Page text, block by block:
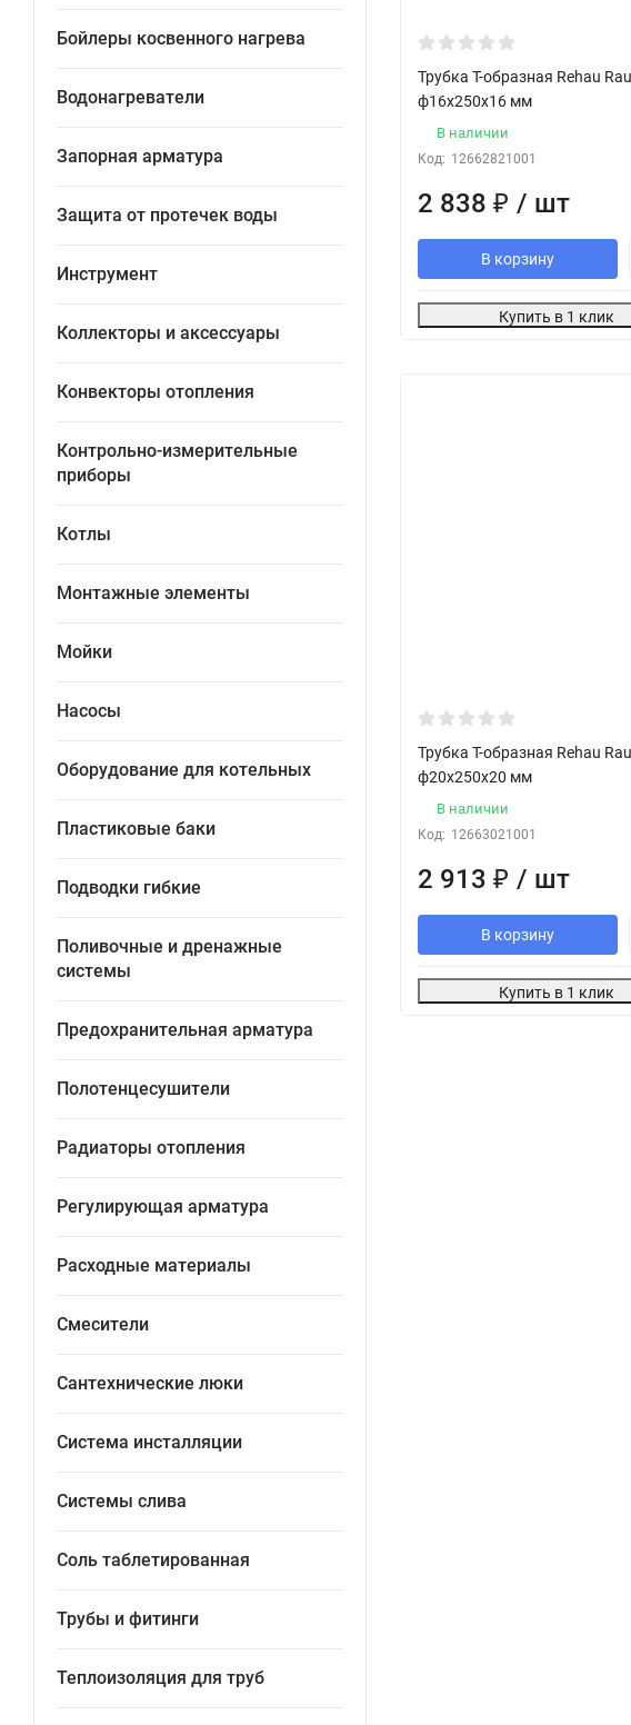
Бойлеры косвенного нагрева
Водонагреватели
Запорная арматура
Защита от протечек воды
Инструмент
Коллекторы и аксессуары
Конвекторы отопления
Контрольно-измерительные
приборы
Котлы
Монтажные элементы
Мойки
Насосы
Оборудование для котельных
Пластиковые баки
Подводки гибкие
Поливочные и дренажные
системы
Предохранительная арматура
Полотенцесушители
Радиаторы отопления
Регулирующая арматура
Расходные материалы
Смесители
Сантехнические люки
Система инсталляции
Системы слива
Соль таблетированная
Трубы и фитинги
Теплоизоляция для труб
Трубка Т-образная Rehau
ф16х250х16 мм
В наличии
Код: 12662821001
2 838 ₽ / шт
В корзину
Купить в 1 клик
Трубка Т-образная Rehau
ф20х250х20 мм
В наличии
Код: 12663021001
2 913 ₽ / шт
В корзину
Купить в 1 клик